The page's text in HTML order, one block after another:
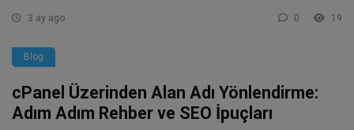
3 ay ago 0 19
Blog
cPanel Üzerinden Alan Adı Yönlendirme:
Adım Adım Rehber ve SEO İpuçları